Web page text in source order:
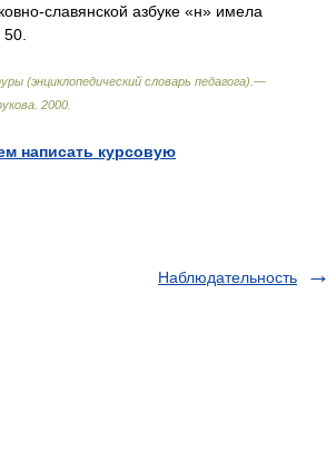
славянской азбуке «н» имела
50.
(энциклопедический словарь педагога).—
2000
написать курсовую
Наблюдательность